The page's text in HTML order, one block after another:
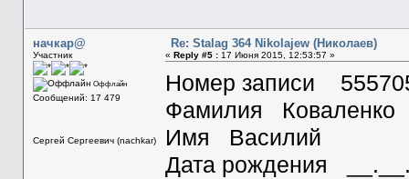
начкар@
Участник
Оффлайн
Сообщений: 17 479
Сергей Сергеевич (nachkar)
Re: Stalag 364 Nikolajew (Николаев)
« Reply #5 :17 Июня 2015, 12:53:57 »
Номер записи
Фамилия Коваленко
Имя Василий
Дата рождения